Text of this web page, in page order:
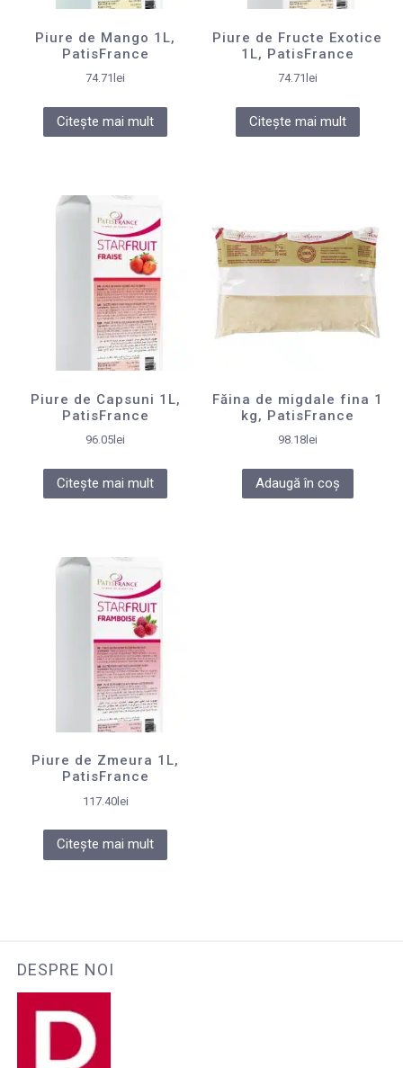
Piure de Mango 1L,
PatisFrance
74.71 lei
Citește mai mult
Piure de Fructe Exotice
1L, PatisFrance
74.71 lei
Citește mai mult
Piure de Capsuni 1L,
PatisFrance
96.05 lei
Citește mai mult
Făina de migdale fina 1
kg, PatisFrance
98.18lei
Adaugă în coș
Piure de Zmeura 1L,
PatisFrance
117.40lei
Citește mai mult
DESPRE NOI